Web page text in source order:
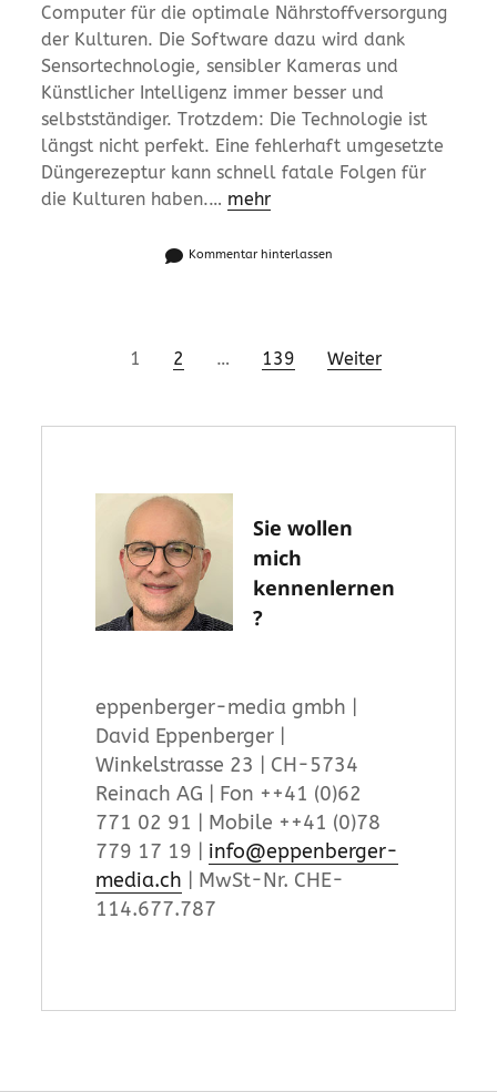
Computer für die optimale Nährstoffversorgung
der Kulturen. Die Software dazu wird dank
Sensortechnologie, sensibler Kameras und
Künstlicher Intelligenz immer besser und
selbstständiger. Trotzdem: Die Technologie ist
längst nicht perfekt. Eine fehlerhaft umgesetzte
Düngerezeptur kann schnell fatale Folgen für
die Kulturen haben.… mehr
Kommentar hinterlassen
Seitennummerierung
1 2 … 139 Weiter
Sie wollen
mich
kennenlernen
?
eppenberger-media gmbh |
David Eppenberger |
Winkelstrasse 23 | CH-5734
Reinach AG | Fon ++41 (0)62
771 02 91 | Mobile ++41 (0)78
779 17 19 | info@eppenberger-
media.ch | MwSt-Nr. CHE-
114.677.787